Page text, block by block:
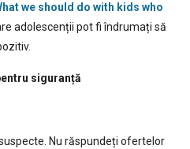
we should do with kids who
adolescenții pot fi îndrumați să
siguranță
Nu răspundeți ofertelor